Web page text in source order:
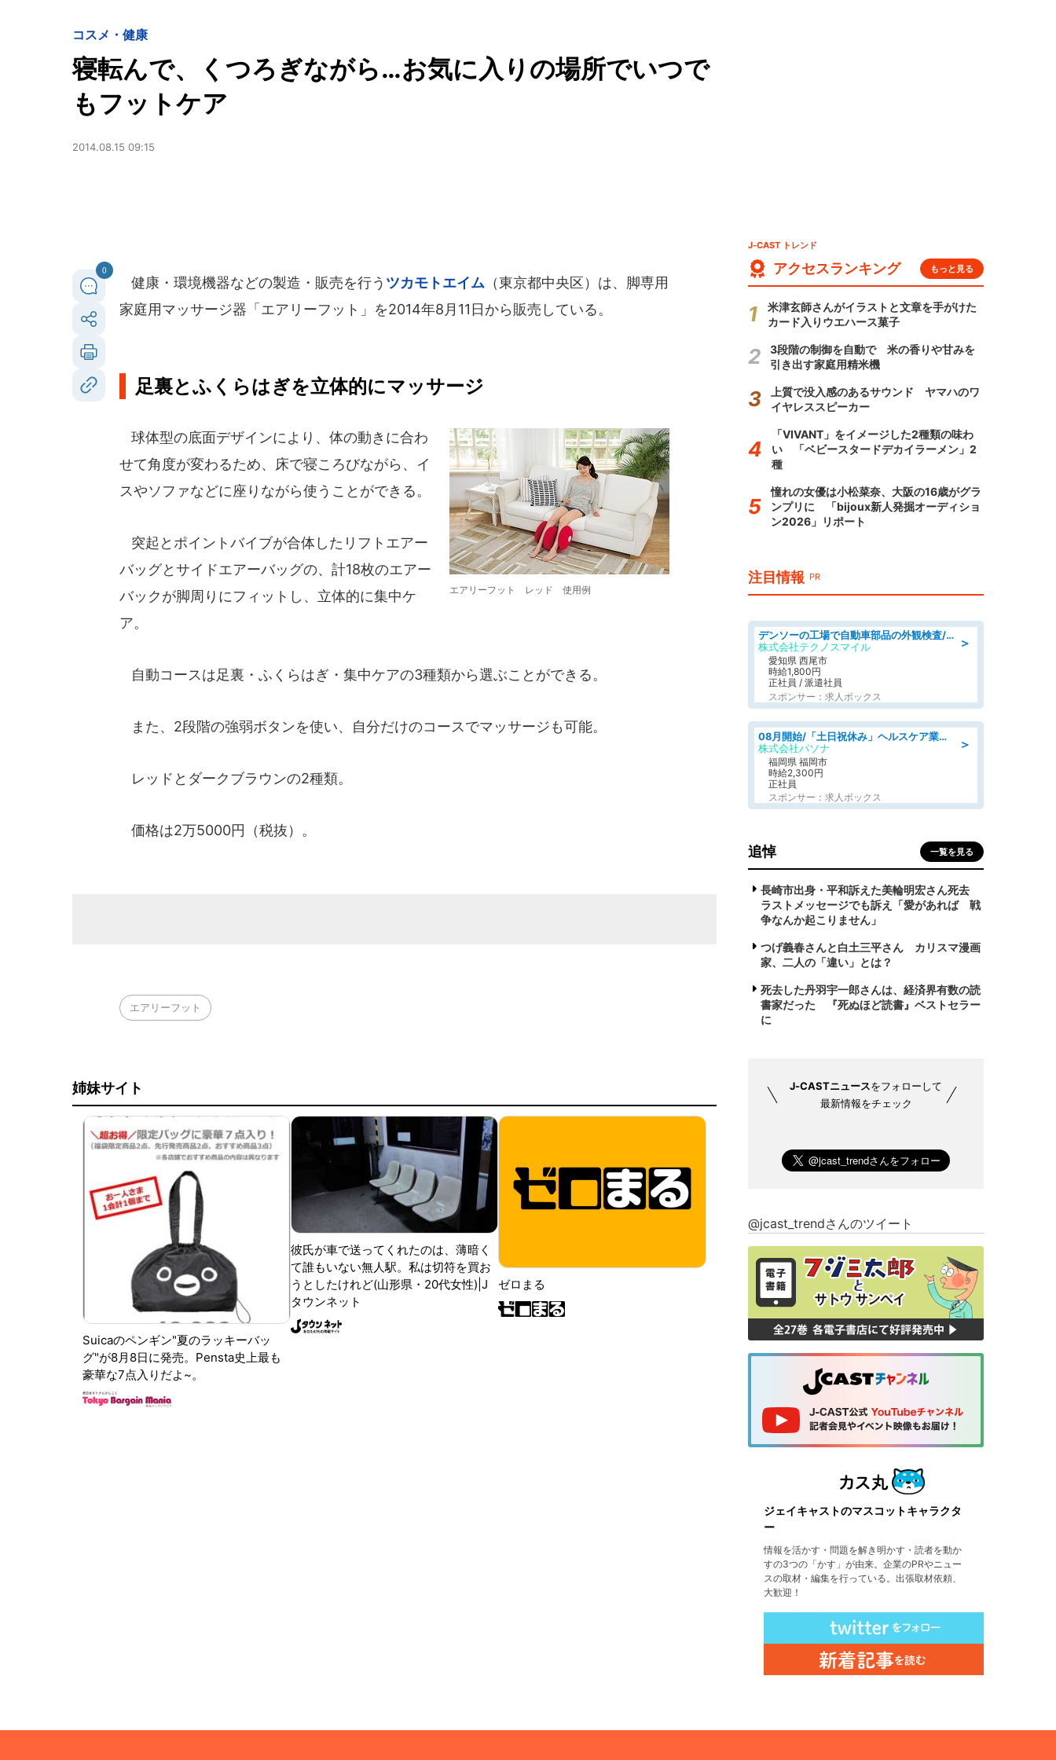
コスメ・健康
寝転んで、くつろぎながら…お気に入りの場所でいつで
もフットケア
2014.08.15 09:15
0
健康・環境機器などの製造・販売を行う ツカモトエイム （東京都中央区）は、脚専用
家庭用マッサージ器「エアリーフット」を2014年8月11日から販売している。
足裏とふくらはぎを立体的にマッサージ
エアリーフット レッド 使用例
球体型の底面デザインにより、体の動きに合わ
せて角度が変わるため、床で寝ころびながら、イ
スやソファなどに座りながら使うことができる。
突起とポイントバイブが合体したリフトエアー
バッグとサイドエアーバッグの、計18枚のエアー
バックが脚周りにフィットし、立体的に集中ケ
ア。
自動コースは足裏・ふくらはぎ・集中ケアの3種類から選ぶことができる。
また、2段階の強弱ボタンを使い、自分だけのコースでマッサージも可能。
レッドとダークブラウンの2種類。
価格は2万5000円（税抜）。
エアリーフット
姉妹サイト
Suicaのペンギン"夏のラッキーバッ
グ"が8月8日に発売。Pensta史上最も
豪華な7点入りだよ~。
彼氏が車で送ってくれたのは、薄暗く
て誰もいない無人駅。私は切符を買お
うとしたけれど(山形県・20代女性)|J
タウンネット
ゼロまる
J-CAST トレンド
アクセスランキング もっと見る
米津玄師さんがイラストと文章を手がけた
カード入りウエハース菓子
3段階の制御を自動で 米の香りや甘みを
引き出す家庭用精米機
上質で没入感のあるサウンド ヤマハのワ
イヤレススピーカー
「VIVANT」をイメージした2種類の味わ
い 「ベビースタードデカイラーメン」2
種
憧れの女優は小松菜奈、大阪の16歳がグラ
ンプリに 「bijoux新人発掘オーディショ
ン2026」リポート
注目情報 PR
＞
デンソーの工場で自動車部品の外観検査/denso aichi
株式会社テクノスマイル
愛知県 西尾市
時給1,800円
正社員 / 派遣社員
スポンサー：求人ボックス
＞
08月開始/「土日祝休み」ヘルスケア業界の産業保健師/高時給/未経験OK/要資格:保健師、正看護師
株式会社パソナ
福岡県 福岡市
時給2,300円
正社員
スポンサー：求人ボックス
追悼 一覧を見る
長崎市出身・平和訴えた美輪明宏さん死去
ラストメッセージでも訴え「愛があれば 戦
争なんか起こりません」
つげ義春さんと白土三平さん カリスマ漫画
家、二人の「違い」とは？
死去した丹羽宇一郎さんは、経済界有数の読
書家だった 『死ぬほど読書』ベストセラー
に
J-CASTニュースをフォローして
最新情報をチェック
@jcast_trendさんのツイート
ジェイキャストのマスコットキャラクタ
ー
情報を活かす・問題を解き明かす・読者を動か
すの3つの「かす」が由来。企業のPRやニュー
スの取材・編集を行っている。出張取材依頼、
大歓迎！